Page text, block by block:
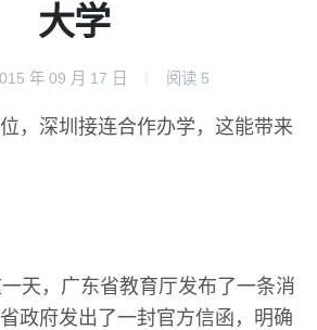
大学
年 09 月 17 日 阅读 5
，深圳接连合作办学，这能带来
天，广东省教育厅发布了一条消
政府发出了一封官方信函，明确